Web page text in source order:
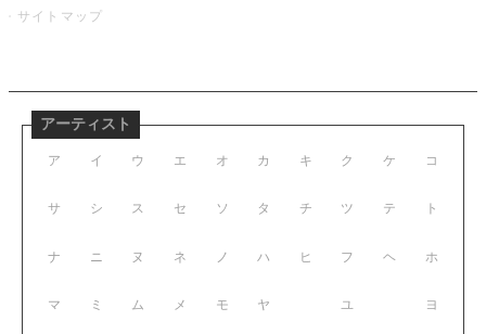
サイトマップ
アーティスト
ア イ ウ エ オ
サ シ ス セ ソ
ナ ニ ヌ ネ ノ
マ ミ ム メ モ
カ キ ク ケ コ
タ チ ツ テ ト
ハ ヒ フ ヘ ホ
ヤ ユ ヨ